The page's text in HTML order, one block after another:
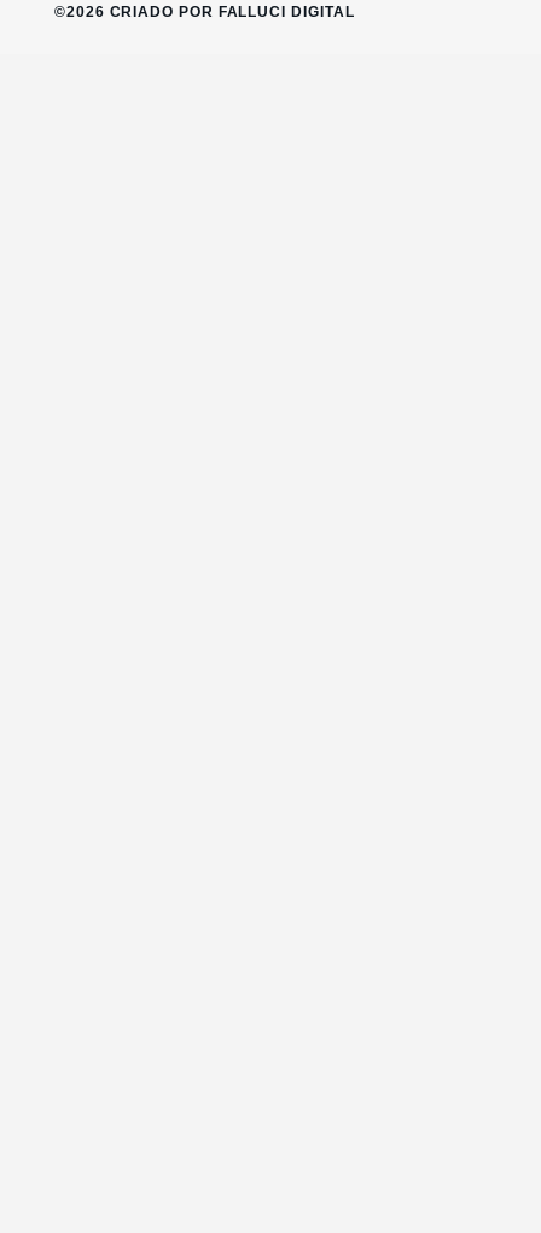
©2026 CRIADO POR FALLUCI DIGITAL